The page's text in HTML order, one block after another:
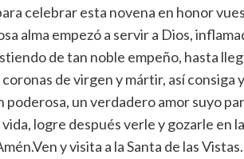
celebrar esta novena en honor
alma empezó a servir a Dios,
de tan noble empeño, hasta
de virgen y mártir, así consiga
un verdadero amor suyo
logre después verle y gozarle en
Ven y visita a la Santa de las